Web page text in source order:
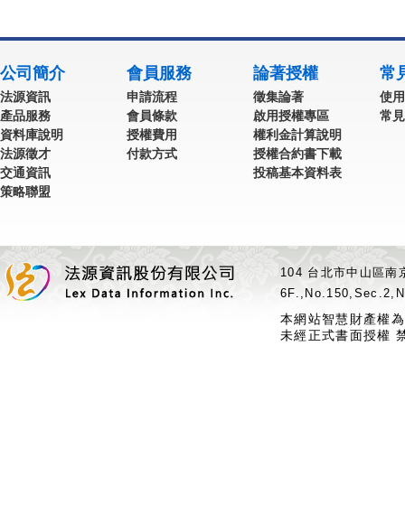
公司簡介
法源資訊
產品服務
資料庫說明
法源徵才
交通資訊
策略聯盟
會員服務
申請流程
會員條款
授權費用
付款方式
論著授權
徵集論著
啟用授權專區
權利金計算說明
授權合約書下載
投稿基本資料表
常
使
常
104 台北市中山區
本網站智慧財產權
未經正式書面授權